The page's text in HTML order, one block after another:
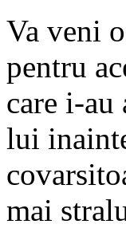
Va veni
pentru
care i-
lui
mai